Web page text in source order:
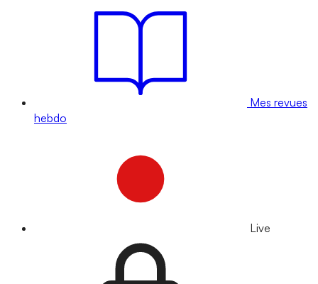
Mes revues
hebdo
Live